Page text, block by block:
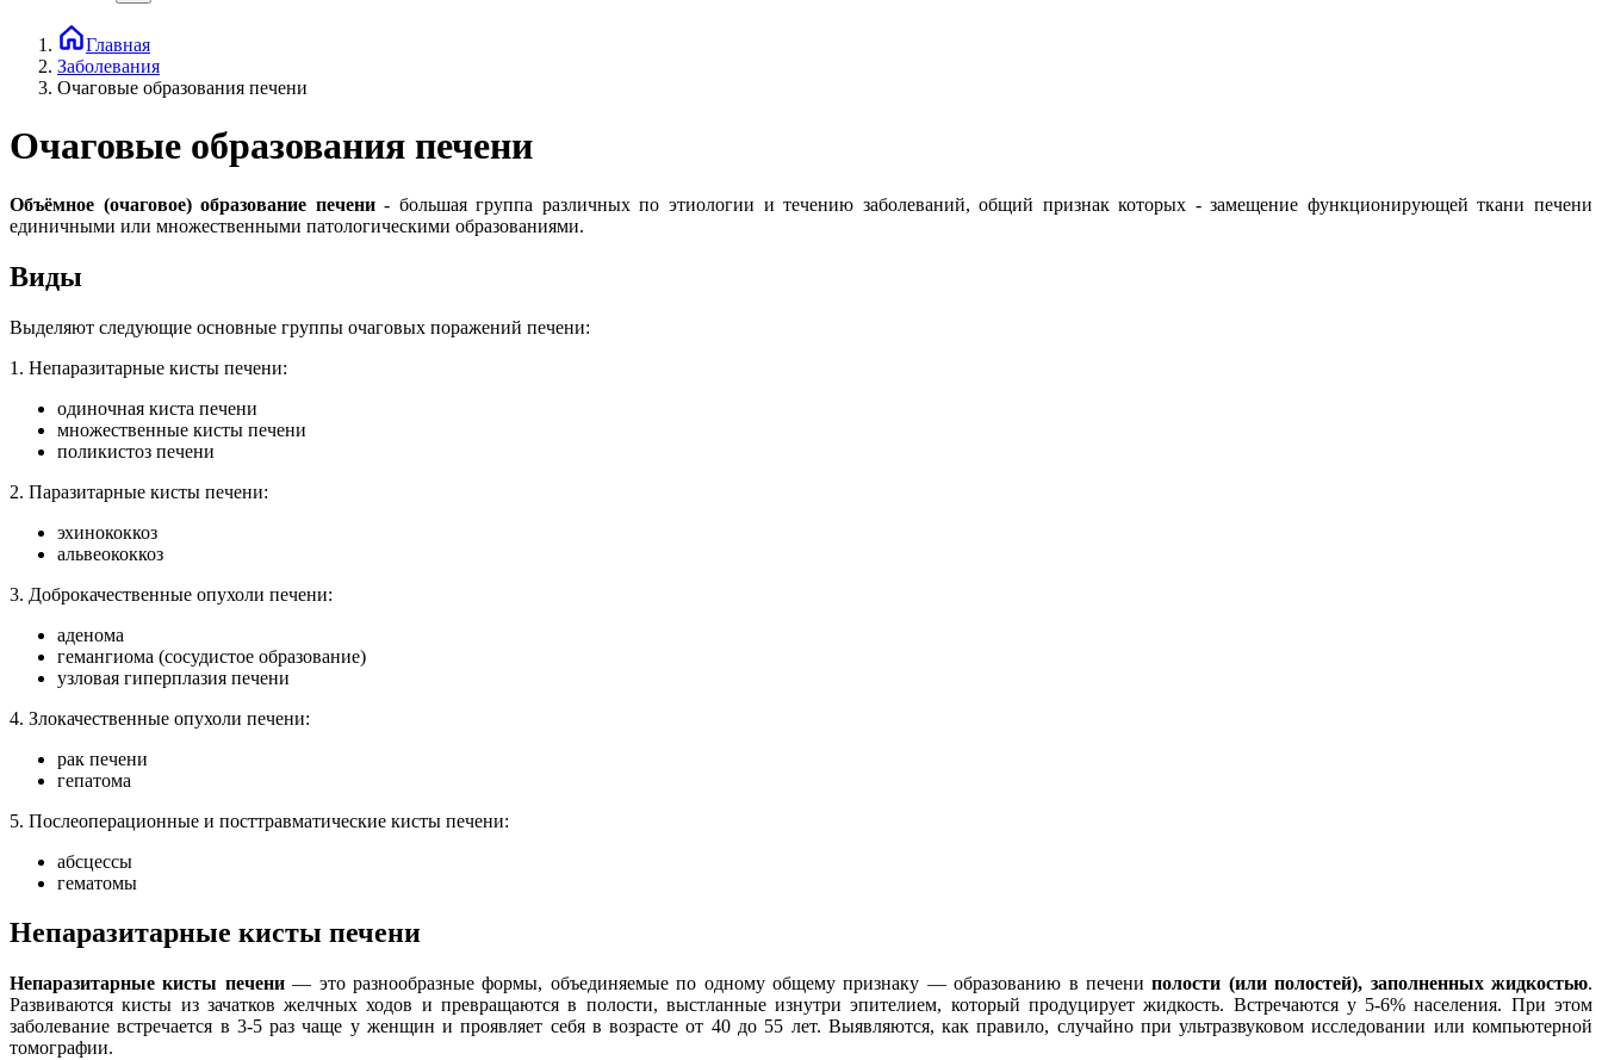
Главная
Заболевания
Очаговые образования печени
Очаговые образования печени
Объёмное (очаговое) образование печени- большая группа различных по этиологии и течению заболеваний, общий признак которых - замещение функционирующей ткани печени
единичными или множественными патологическими образованиями.
Виды
Выделяют следующие основные группы очаговых поражений печени:
1. Непаразитарные кисты печени:
одиночная киста печени
множественные кисты печени
поликистоз печени
2. Паразитарные кисты печени:
эхинококкоз
альвеококкоз
3. Доброкачественные опухоли печени:
аденома
гемангиома (сосудистое образование)
узловая гиперплазия печени
4. Злокачественные опухоли печени:
рак печени
гепатома
5. Послеоперационные и посттравматические кисты печени:
абсцессы
гематомы
Непаразитарные кисты печени
Непаразитарные кисты печени— это разнообразные формы, объединяемые по одному общему признаку — образованию в печениполости (или полостей), заполненных жидкостью.
Развиваются кисты из зачатков желчных ходов и превращаются в полости, выстланные изнутри эпителием, который продуцирует жидкость. Встречаются у 5-6% населения. При этом
заболевание встречается в 3-5 раз чаще у женщин и проявляет себя в возрасте от 40 до 55 лет. Выявляются, как правило, случайно при ультразвуковом исследовании или компьютерной
томографии.